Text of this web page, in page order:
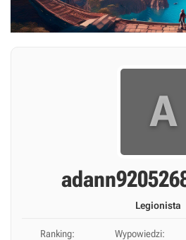
A
Legionista
Ranking: Wypowiedzi: